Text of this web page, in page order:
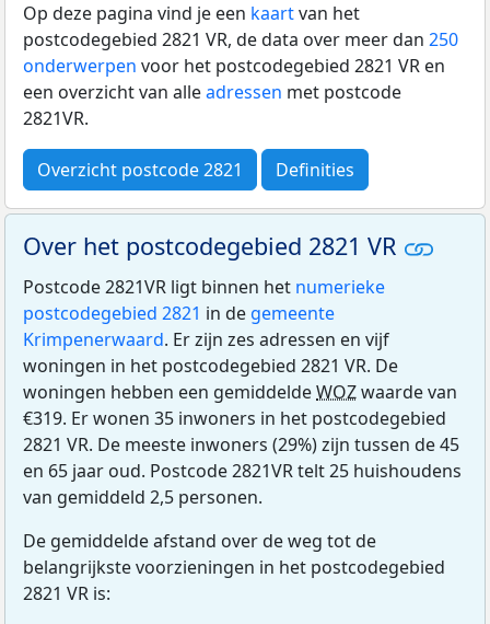
Op deze pagina vind je een kaartvan het
postcodegebied 2821 VR, de data over meer dan 250
onderwerpen voor het postcodegebied 2821 VR en
een overzicht van alleadressen met postcode
2821VR.
Overzicht postcode 2821 Definities
Over het postcodegebied 2821 VR
Postcode 2821VR ligt binnen het numerieke
postcodegebied 2821 in de gemeente
Krimpenerwaard. Er zijn zes adressen en vijf
woningen in het postcodegebied 2821 VR. De
woningen hebben een gemiddeldeWOZwaarde van
€319. Er wonen 35 inwoners in het postcodegebied
2821 VR. De meeste inwoners (29%) zijn tussen de 45
en 65 jaar oud. Postcode 2821VR telt 25 huishoudens
van gemiddeld 2,5 personen.
De gemiddelde afstand over de weg tot de
belangrijkste voorzieningen in het postcodegebied
2821 VR is: